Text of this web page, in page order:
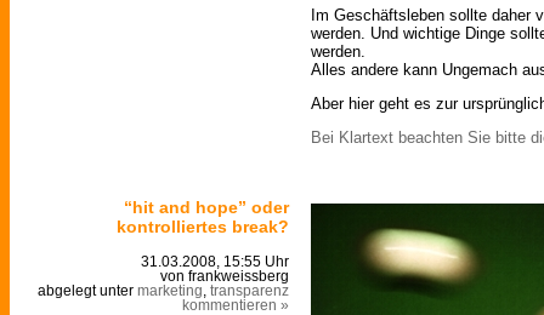
Im Geschäftsleben sollte daher
werden. Und wichtige Dinge
werden.
Alles andere kann Ungemach
Aber hier geht es zur
Bei Klartext beachten Sie bitte
“hit and hope” oder
kontrolliertes break?
31.03.2008, 15:55 Uhr
von frankweissberg
abgelegt unter marketing transparenz
kommentieren »